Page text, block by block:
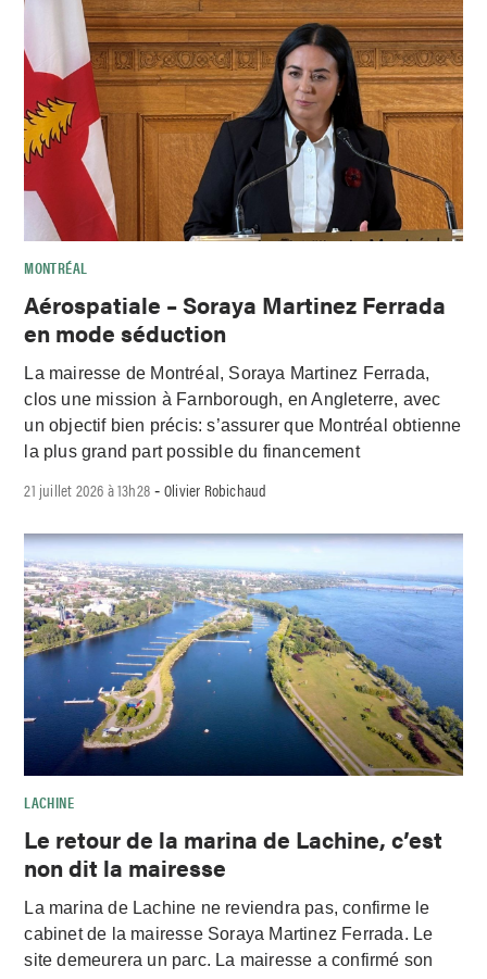
MONTRÉAL
Aérospatiale – Soraya Martinez Ferrada
en mode séduction
La mairesse de Montréal, Soraya Martinez Ferrada,
clos une mission à Farnborough, en Angleterre, avec
un objectif bien précis: s’assurer que Montréal obtienne
la plus grand part possible du financement
21 juillet 2026 à 13h28 -Olivier Robichaud
LACHINE
Le retour de la marina de Lachine, c’est
non dit la mairesse
La marina de Lachine ne reviendra pas, confirme le
cabinet de la mairesse Soraya Martinez Ferrada. Le
site demeurera un parc. La mairesse a confirmé son